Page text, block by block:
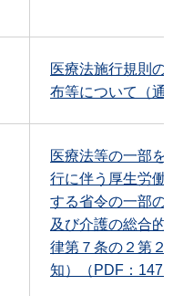
医療法施行規則の
布等について（通
医療法等の一部を
行に伴う厚生労働
する省令の一部の
及び介護の総合的
律第７条の２第２
知）（PDF：